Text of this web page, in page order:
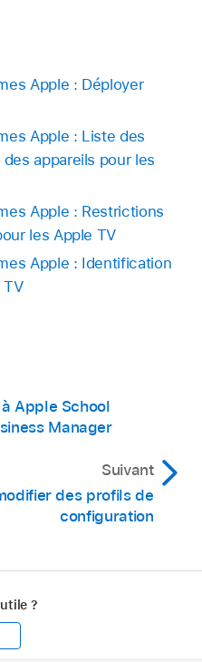
Apple : Déployer
Apple : Liste des
appareils pour les
Apple : Restrictions
les Apple TV
Apple : Identification
Apple School
Manager
Suivant
des profils de
configuration
?